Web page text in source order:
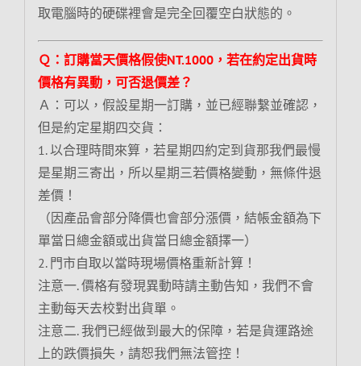
取電腦時的硬碟裡會是完全回覆空白狀態的。
Ｑ：訂購當天價格假使NT.1000，若在約定出貨時
價格有異動，可否退價差？
Ａ：可以，假設星期一訂購，並已經聯繫並確認，
但是約定星期四交貨：
1. 以合理時間來算，若星期四約定到貨那我們最慢
是星期三寄出，所以星期三若價格變動，無條件退
差價！
（因產品會部分降價也會部分漲價，結帳金額為下
單當日總金額或出貨當日總金額擇一）
2. 門市自取以當時現場價格重新計算！
注意一. 價格有發現異動時請主動告知，我們不會
主動每天去校對出貨單。
注意二. 我們已經做到最大的保障，若是貨運路途
上的跌價損失，請恕我們無法管控！